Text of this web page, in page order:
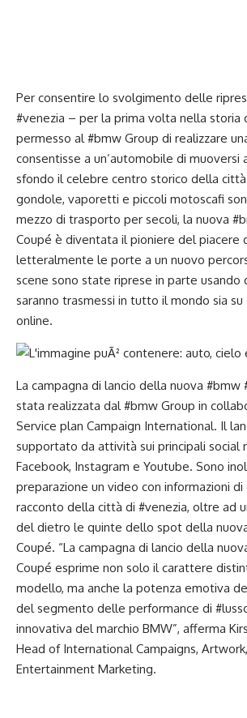
Per consentire lo svolgimento delle
#venezia – per la prima volta nella storia
permesso al #bmw Group di realizzare
consentisse a un’automobile di muoversi
sfondo il celebre centro storico della
gondole, vaporetti e piccoli motoscafi
mezzo di trasporto per secoli, la nuova
Coupé è diventata il pioniere del piacere
letteralmente le porte a un nuovo
scene sono state riprese in parte usando
saranno trasmessi in tutto il mondo sia su
online.
La campagna di lancio della nuova #bmw
stata realizzata dal #bmw Group in
Service plan Campaign International. Il
supportato da attività sui principali social
Facebook, Instagram e Youtube. Sono
preparazione un video con informazioni
racconto della città di #venezia, oltre ad
del dietro le quinte dello spot della
Coupé. “La campagna di lancio della
Coupé esprime non solo il carattere
modello, ma anche la potenza emotiva
del segmento delle performance di
innovativa del marchio BMW”, afferma
Head of International Campaigns,
Entertainment Marketing.